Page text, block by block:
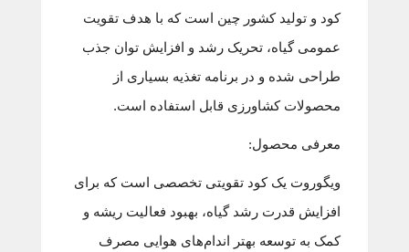
کود و تولید کشور چین است که با هدف تقویت
عمومی گیاه، تحریک رشد و افزایش توان جذب
طراحی شده و در برنامه تغذیه بسیاری از
محصولات کشاورزی قابل استفاده است.
معرفی محصول:
ویگوروت یک کود تقویتی تخصصی است که برای
افزایش قدرت رشد گیاه، بهبود فعالیت ریشه و
کمک به توسعه بهتر اندام‌های هوایی مصرف